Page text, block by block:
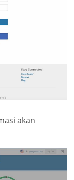
akan